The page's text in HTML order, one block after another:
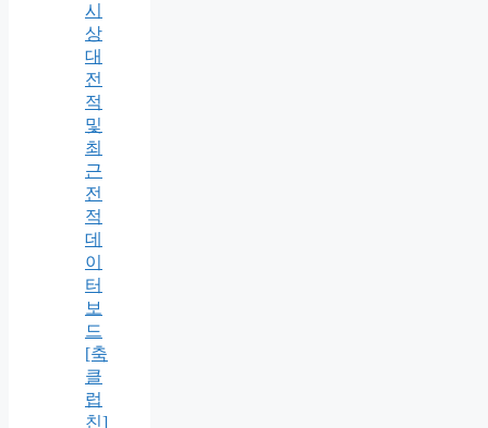
시
상
대
전
적
및
최
근
전
적
데
이
터
보
드
[축
클
럽
친]